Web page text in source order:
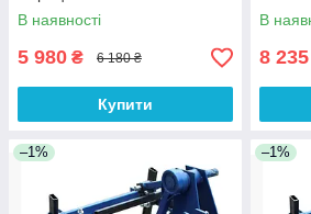
В наявності
5 980 ₴ 6 180 ₴
Купити
В
8 235
–1% –1%